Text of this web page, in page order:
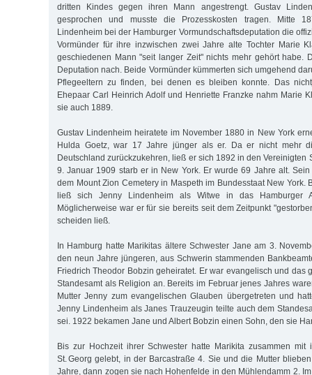
dritten Kindes gegen ihren Mann angestrengt. Gustav
gesprochen und musste die Prozesskosten tragen. Mitte
Lindenheim bei der Hamburger Vormundschaftsdeputation die
Vormünder für ihre inzwischen zwei Jahre alte Tochter Marie
geschiedenen Mann "seit langer Zeit" nichts mehr gehört habe.
Deputation nach. Beide Vormünder kümmerten sich umgehend
Pflegeeltern zu finden, bei denen es bleiben konnte. Das
Ehepaar Carl Heinrich Adolf und Henriette Franzke nahm Marie
sie auch 1889.
Gustav Lindenheim heiratete im November 1880 in New York
Hulda Goetz, war 17 Jahre jünger als er. Da er nicht mehr
Deutschland zurückzukehren, ließ er sich 1892 in den Vereinigten
9. Januar 1909 starb er in New York. Er wurde 69 Jahre alt.
dem Mount Zion Cemetery in Maspeth im Bundesstaat New York.
ließ sich Jenny Lindenheim als Witwe in das Hamburger
Möglicherweise war er für sie bereits seit dem Zeitpunkt
scheiden ließ.
In Hamburg hatte Marikitas ältere Schwester Jane am 3.
den neun Jahre jüngeren, aus Schwerin stammenden
Friedrich Theodor Bobzin geheiratet. Er war evangelisch und das
Standesamt als Religion an. Bereits im Februar jenes Jahres
Mutter Jenny zum evangelischen Glauben übergetreten und
Jenny Lindenheim als Janes Trauzeugin teilte auch dem
sei. 1922 bekamen Jane und Albert Bobzin einen Sohn, den sie
Bis zur Hochzeit ihrer Schwester hatte Marikita zusammen
St. Georg gelebt, in der Barcastraße 4. Sie und die Mutter
Jahre, dann zogen sie nach Hohenfelde in den Mühlendamm 2.